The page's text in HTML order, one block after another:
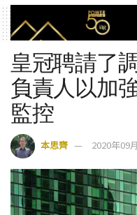
皇冠聘請了
負責人以加
監控
本思齊 2020年09